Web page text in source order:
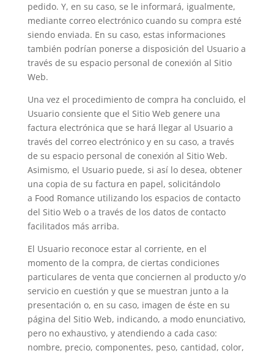
pedido. Y, en su caso, se le informará, igualmente,
mediante correo electrónico cuando su compra esté
siendo enviada. En su caso, estas informaciones
también podrían ponerse a disposición del Usuario a
través de su espacio personal de conexión al Sitio
Web.
Una vez el procedimiento de compra ha concluido, el
Usuario consiente que el Sitio Web genere una
factura electrónica que se hará llegar al Usuario a
través del correo electrónico y en su caso, a través
de su espacio personal de conexión al Sitio Web.
Asimismo, el Usuario puede, si así lo desea, obtener
una copia de su factura en papel, solicitándolo
a Food Romance utilizando los espacios de contacto
del Sitio Web o a través de los datos de contacto
facilitados más arriba.
El Usuario reconoce estar al corriente, en el
momento de la compra, de ciertas condiciones
particulares de venta que conciernen al producto y/o
servicio en cuestión y que se muestran junto a la
presentación o, en su caso, imagen de éste en su
página del Sitio Web, indicando, a modo enunciativo,
pero no exhaustivo, y atendiendo a cada caso:
nombre, precio, componentes, peso, cantidad, color,